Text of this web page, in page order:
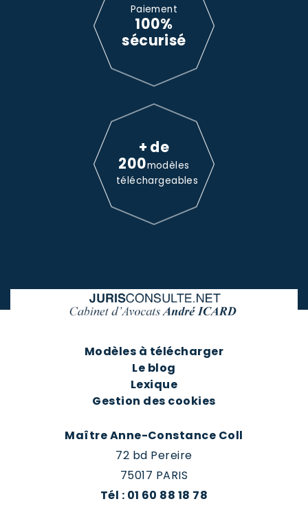
Paiement
100%
sécurisé
+ de
200modèles
téléchargeables
Modèles à télécharger
Le blog
Lexique
Gestion des cookies
Maître Anne-Constance Coll
72 bd Pereire
75017 PARIS
Tél : 01 60 88 18 78